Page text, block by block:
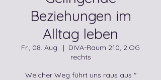
Beziehungen im
Alltag leben
Fr., 08. Aug.
  |
DIVA-Raum 210, 2.OG
rechts
Welcher Weg führt uns raus aus "